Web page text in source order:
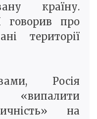
країну.
говорив про
території
Росія
на